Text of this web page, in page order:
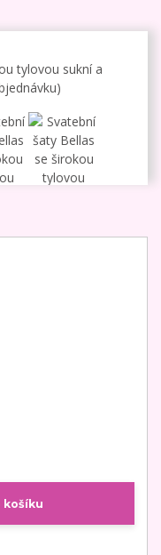
košíku